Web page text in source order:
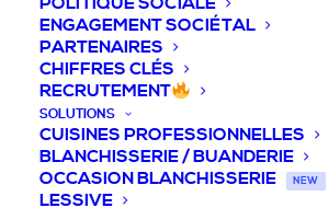
ENGAGEMENT SOCIÉTAL
PARTENAIRES
CHIFFRES CLÉS
RECRUTEMENT
SOLUTIONS
CUISINES PROFESSIONNELLES
BLANCHISSERIE / BUANDERIE
OCCASION BLANCHISSERIE
NEW
LESSIVE